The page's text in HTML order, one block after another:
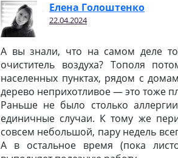
Елена Голоштенко
22.04.2024
А вы знали, что на самом деле
очиститель воздуха? Тополя
населенных пунктах, рядом с
дерево неприхотливое — это тоже
Раньше не было столько
единичные случаи. К тому же
совсем небольшой, пару недель
А в остальное время (пока